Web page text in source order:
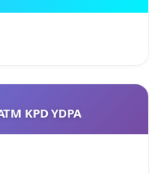
KPD YDPA